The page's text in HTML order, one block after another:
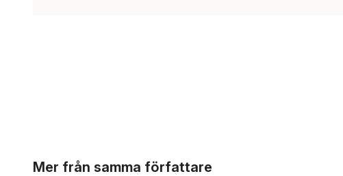
Mer från samma författare